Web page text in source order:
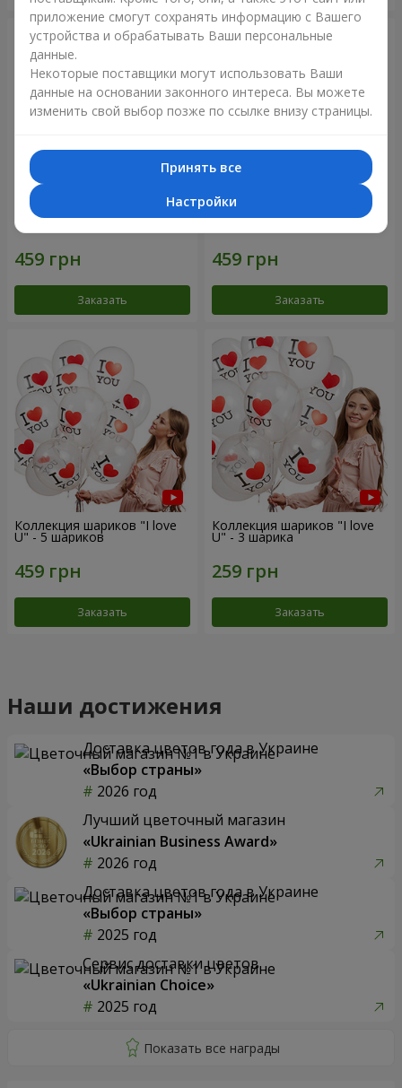
Коллекция шариков
"Смайлики" - 5 шариков
Заказать
Коллекция шариков
Заказать
Коллекция шариков "I love
U" - 5 шариков
Заказать
Коллекция шариков "I love
U" - 3 шарика
Заказать
Наши достижения
Доставка цветов года в Украине
«Выбор страны»
2026 год
Лучший цветочный магазин
«Ukrainian Business Award»
2026 год
Доставка цветов года в Украине
«Выбор страны»
2025 год
Сервис доставки цветов
«Ukrainian Choice»
2025 год
приложение смогут сохранять информацию с Вашего
устройства и обрабатывать Ваши персональные
данные.
Некоторые поставщики могут использовать Ваши
данные на основании законного интереса. Вы можете
изменить свой выбор позже по ссылке внизу страницы.
Принять все
Настройки